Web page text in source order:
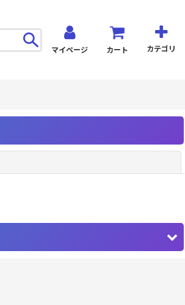
マイページ カート カテゴリ